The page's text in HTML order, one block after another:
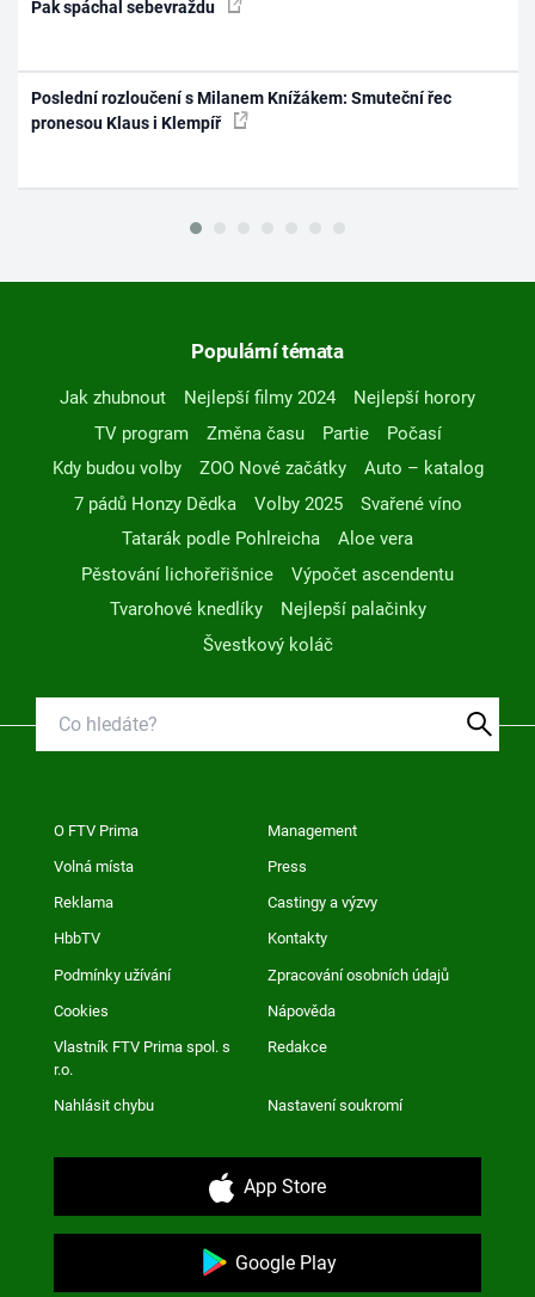
Pak spáchal sebevraždu
Poslední rozloučení s Milanem Knížákem: Smuteční řec
pronesou Klaus i Klempíř
Populární témata
Jak zhubnout Nejlepší filmy 2024
Nejlepší horory
TV program
Změna času Partie
Počasí
Kdy budou volby
ZOO Nové začátky
Auto – katalog
7 pádů Honzy Dědka
Volby 2025
Svařené víno
Tatarák podle Pohlreicha
Aloe vera
Pěstování lichořeřišnice
Výpočet ascendentu
Tvarohové knedlíky
Nejlepší palačinky
Švestkový koláč
O FTV Prima Management
Volná místa Press
Reklama Castingy a výzvy
HbbTV Kontakty
Podmínky užívání Zpracování osobních údajů
Cookies Nápověda
Vlastník FTV Prima spol. s
r.o.
Redakce
Nahlásit chybu Nastavení soukromí
App Store
Google Play